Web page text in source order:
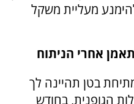
מעליית משקל
אחרי הניתוח
בטן תהיינה לך
הגופנית, בחודש